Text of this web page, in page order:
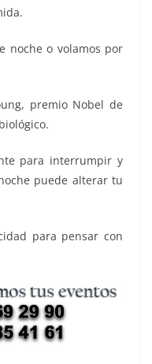
noche o volamos por
premio Nobel de
para interrumpir y
puede alterar tu
para pensar con